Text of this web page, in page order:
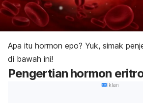
Apa itu hormon epo? Yuk, simak
di bawah ini!
Pengertian hormon
Iklan